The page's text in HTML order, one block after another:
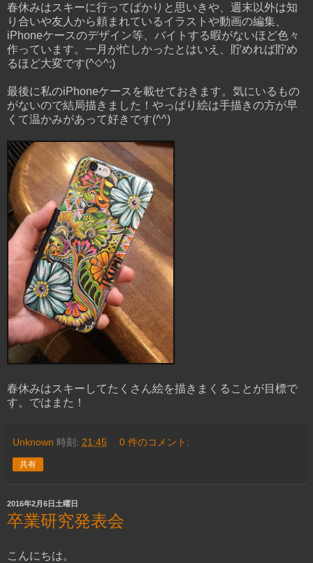
春休みはスキーに行ってばかりと思いきや、週末以外は知
り合いや友人から頼まれているイラストや動画の編集、
iPhoneケースのデザイン等、バイトする暇がないほど色々
作っています。一月が忙しかったとはいえ、貯めれば貯め
るほど大変です(^◇^;)
最後に私のiPhoneケースを載せておきます。気にいるもの
がないので結局描きました！やっぱり絵は手描きの方が早
くて温かみがあって好きです(^^)
春休みはスキーしてたくさん絵を描きまくることが目標で
す。ではまた！
Unknown 時刻: 21:45 0 件のコメント:
共有
2016年2月6日土曜日
卒業研究発表会
こんにちは。